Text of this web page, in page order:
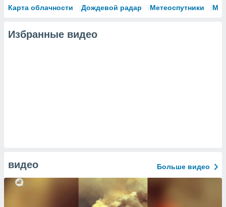
Карта облачности Дождевой радар Метеоспутники
Избранные видео
видео Больше видео